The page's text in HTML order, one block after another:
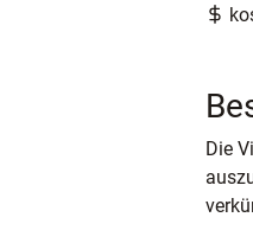
Die